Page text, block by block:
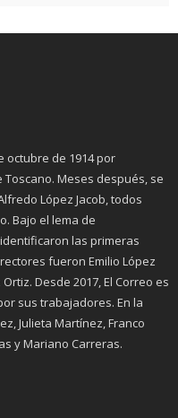
octubre de 1914 por
Meses después, se
López Jacob, todos
Bajo el lema de
las primeras
fueron Emilio López
Desde 2017, El Correo es
sus trabajadores. En la
Julieta Martínez, Franco
y Mariano Carreras.